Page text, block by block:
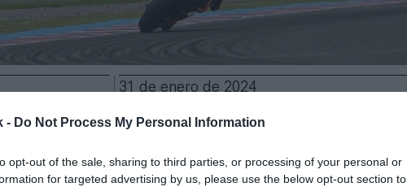
- Do Not Process My Personal Information
opt-out of the sale, sharing to third parties, or processing of your personal or
for targeted advertising by us, please use the below opt-out section to
31 de enero de 2024
Premio de Argentina de MotoGP por lascircunstancias